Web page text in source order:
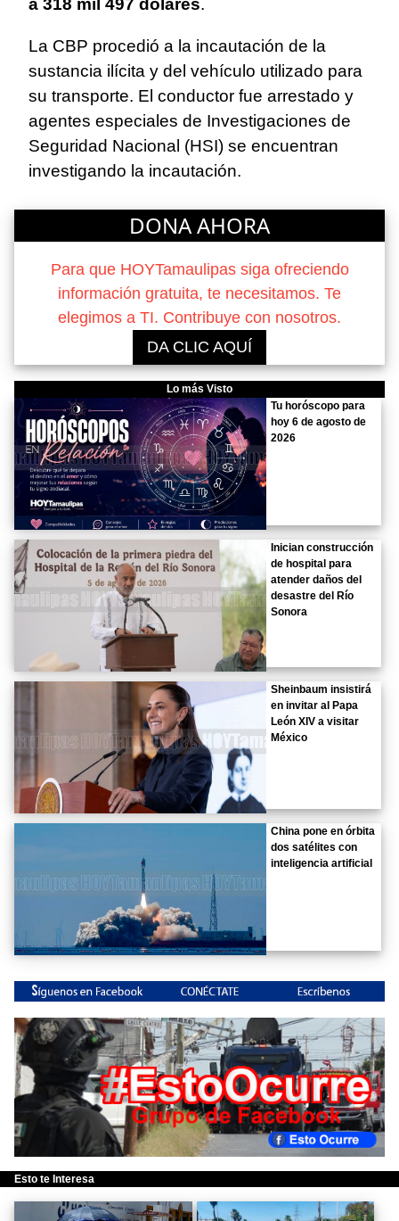
a 318 mil 497 dólares.
La CBP procedió a la incautación de la
sustancia ilícita y del vehículo utilizado para
su transporte. El conductor fue arrestado y
agentes especiales de Investigaciones de
Seguridad Nacional (HSI) se encuentran
investigando la incautación.
DONA AHORA
Para que HOYTamaulipas siga ofreciendo
información gratuita, te necesitamos. Te
elegimos a TI. Contribuye con nosotros.
DA CLIC AQUÍ
Lo más Visto
Tu horóscopo para
hoy 6 de agosto de
2026
Inician construcción
de hospital para
atender daños del
desastre del Río
Sonora
Sheinbaum insistirá
en invitar al Papa
León XIV a visitar
México
China pone en órbita
dos satélites con
inteligencia artificial
Esto te Interesa